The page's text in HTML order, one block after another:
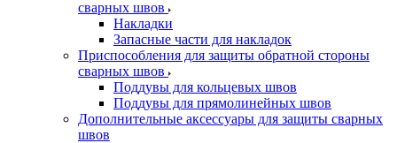
сварных швов
Накладки
Запасные части для накладок
Приспособления для защиты обратной стороны
сварных швов
Поддувы для кольцевых швов
Поддувы для прямолинейных швов
Дополнительные аксессуары для защиты сварных
швов